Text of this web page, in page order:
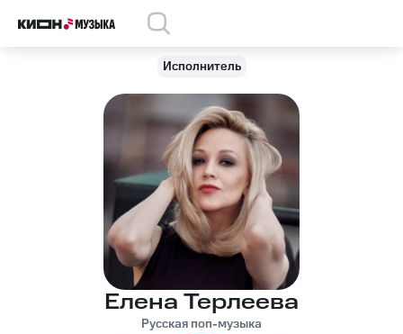
Исполнитель
Елена Терлеева
Русская поп-музыка